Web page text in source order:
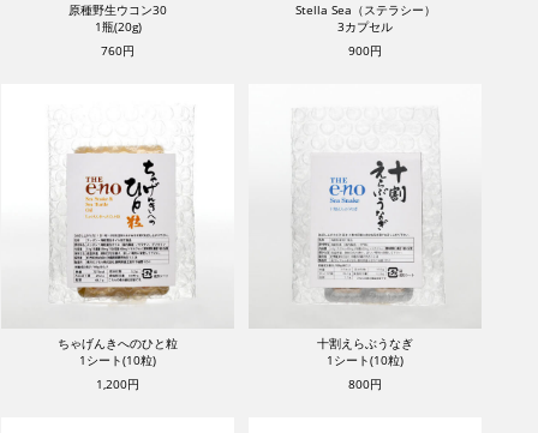
原種野生ウコン30
1瓶(20g)
760円
Stella Sea（ステラシー）
3カプセル
900円
ちゃげんきへのひと粒
1シート(10粒)
1,200円
十割えらぶうなぎ
1シート(10粒)
800円